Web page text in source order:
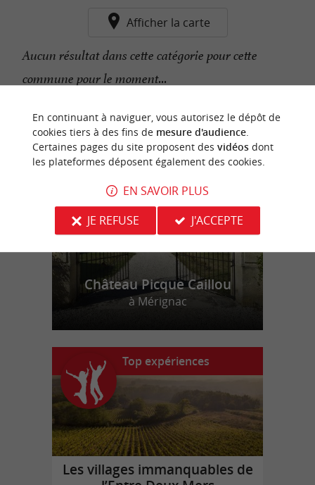
Afficher la carte
Aucun résultat dans cette catégorie pour cette
commune pour le moment...
n
o
t
r
e
c
o
u
p
d
e
c
o
e
u
r
Château Picque Caillou
à Mérignac
Top expériences
Les villages immanquables de
En continuant à naviguer, vous autorisez le dépôt de
cookies tiers à des fins de mesure d'audience.
Certaines pages du site proposent des vidéosdont
les plateformes déposent également des cookies.
EN SAVOIR PLUS
JE REFUSE
J'ACCEPTE